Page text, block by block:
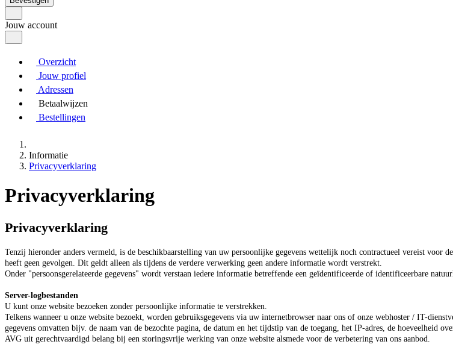
Jouw account
Overzicht
Jouw profiel
Adressen
Betaalwijzen
Bestellingen
Informatie
Privacyverklaring
Privacyverklaring
Privacyverklaring
Tenzij hieronder anders vermeld, is de beschikbaarstelling van uw persoonlijke gegevens wettelijk noch contractueel vereist voor
heeft geen gevolgen. Dit geldt alleen als tijdens de verdere verwerking geen andere informatie wordt verstrekt.
Onder "persoonsgerelateerde gegevens" wordt verstaan iedere informatie betreffende een geïdentificeerde of identificeerbare
Server-logbestanden
U kunt onze website bezoeken zonder persoonlijke informatie te verstrekken.
Telkens wanneer u onze website bezoekt, worden gebruiksgegevens via uw internetbrowser naar ons of onze webhoster / IT-
gegevens omvatten bijv. de naam van de bezochte pagina, de datum en het tijdstip van de toegang, het IP-adres, de hoeveelheid
AVG uit gerechtvaardigd belang bij een storingsvrije werking van onze website alsmede voor de verbetering van ons aanbod.